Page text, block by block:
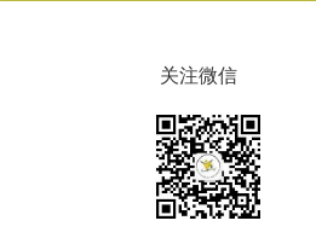
关注微信